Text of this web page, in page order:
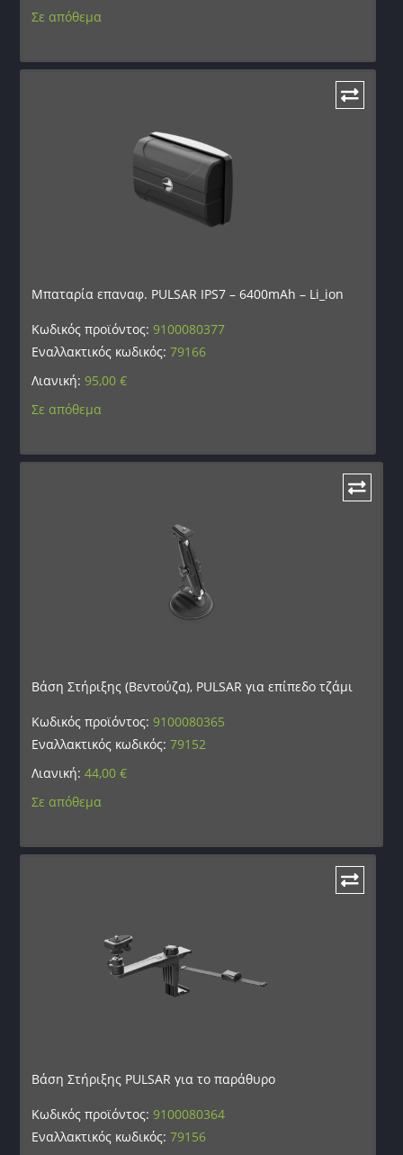
Σε απόθεμα
Μπαταρία επαναφ. PULSAR IPS7 – 6400mAh – Li_ion
Κωδικός προϊόντος:9100080377
Εναλλακτικός κωδικός:79166
Λιανική:95,00€
Σε απόθεμα
Βάση Στήριξης (Βεντούζα), PULSAR για επίπεδο τζάμι
Κωδικός προϊόντος:9100080365
Εναλλακτικός κωδικός:79152
Λιανική:44,00€
Σε απόθεμα
Βάση Στήριξης PULSAR για το παράθυρο
Κωδικός προϊόντος:9100080364
Εναλλακτικός κωδικός:79156